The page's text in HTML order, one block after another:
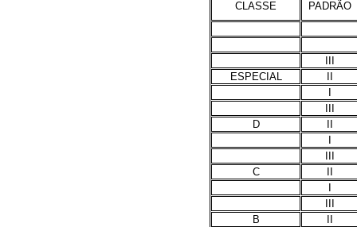
CLASSE PADRÃO
ESPECIAL
D
C
B